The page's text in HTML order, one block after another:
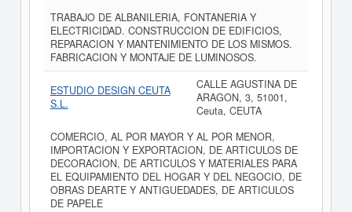
TRABAJO DE ALBANILERIA, FONTANERIA Y
ELECTRICIDAD. CONSTRUCCION DE EDIFICIOS,
REPARACION Y MANTENIMIENTO DE LOS MISMOS.
FABRICACION Y MONTAJE DE LUMINOSOS.
ESTUDIO DESIGN CEUTA
S.L.
CALLE AGUSTINA DE
ARAGON, 3, 51001,
Ceuta, CEUTA
COMERCIO, AL POR MAYOR Y AL POR MENOR,
IMPORTACION Y EXPORTACION, DE ARTICULOS DE
DECORACION, DE ARTICULOS Y MATERIALES PARA
EL EQUIPAMIENTO DEL HOGAR Y DEL NEGOCIO, DE
OBRAS DEARTE Y ANTIGUEDADES, DE ARTICULOS
DE PAPELE